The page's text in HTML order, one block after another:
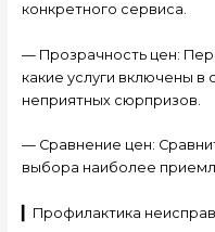
конкретного сервиса.
— Прозрачность цен:
какие услуги включены
неприятных сюрпризов.
— Сравнение цен:
выбора наиболее
▎Профилактика